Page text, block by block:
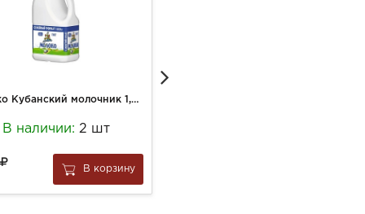
Молоко Кубанский молочник 1,4л 2,5% канистра
В наличии: 2 шт
В корзину